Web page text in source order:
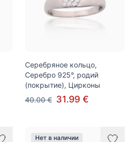
Серебряное кольцо,
Серебро 925°, родий
(покрытие), Цирконы
40.00 € 31.99 €
Нет в наличии